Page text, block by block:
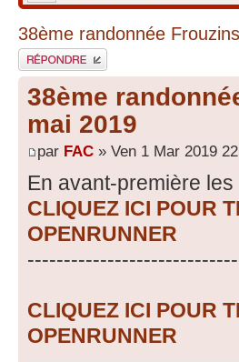
38ème randonnée
Répondre
38ème
mai 2019
par FAC » Ven 1 Mar 2019
En avant-première
CLIQUEZ ICI POUR
OPENRUNNER
CLIQUEZ ICI POUR
OPENRUNNER